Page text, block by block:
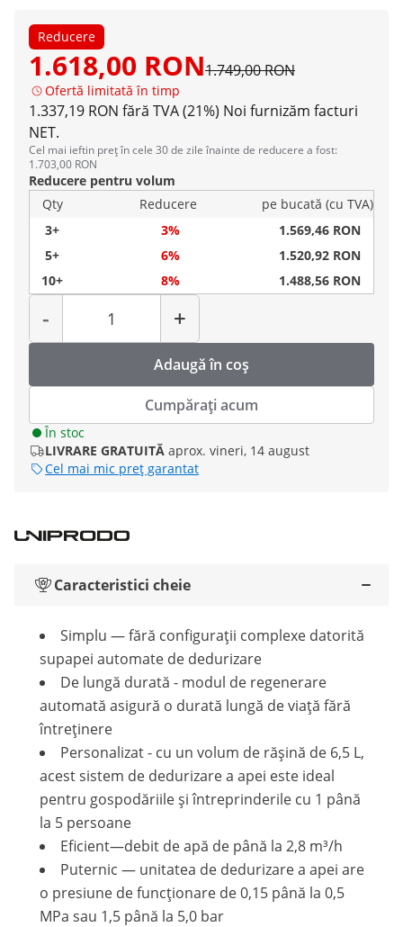
Reducere
1.618,00 RON1.749,00 RON
Ofertă limitată în timp
1.337,19 RON fără TVA (21%) Noi furnizăm facturi
NET.
Cel mai ieftin preț în cele 30 de zile înainte de reducere a fost:
1.703,00 RON
Reducere pentru volum
Qty
Reducere
pe bucată (cu TVA)
3+
3%
1.569,46 RON
5+
6%
1.520,92 RON
10+
8% 1.488,56 RON
-
Cantitate
+
Adaugă în coș
Cumpărați acum
În stoc
LIVRARE GRATUITĂ aprox. vineri, 14 august
Cel mai mic preț garantat
Caracteristici cheie
Simplu — fără configurații complexe datorită
supapei automate de dedurizare
De lungă durată - modul de regenerare
automată asigură o durată lungă de viață fără
întreținere
Personalizat - cu un volum de rășină de 6,5 L,
acest sistem de dedurizare a apei este ideal
pentru gospodăriile și întreprinderile cu 1 până
la 5 persoane
Eficient—debit de apă de până la 2,8 m³/h
Puternic — unitatea de dedurizare a apei are
o presiune de funcționare de 0,15 până la 0,5
MPa sau 1,5 până la 5,0 bar